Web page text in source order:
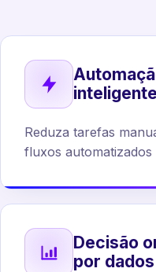
inteligente
Reduza tarefas
fluxos automatizados
Decisão
por dados